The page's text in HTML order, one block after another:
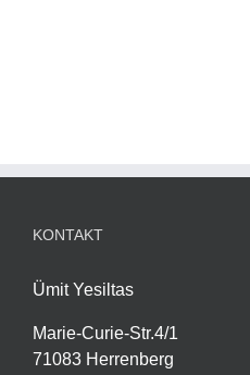
KONTAKT
Ümit Yesiltas
Marie-Curie-Str.4/1
71083 Herrenberg